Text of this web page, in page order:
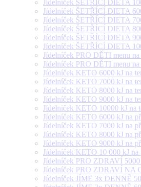
Jídelníček ŠETŘÍCÍ DIETA
Jídelníček ŠETŘÍCÍ DIETA
Jídelníček ŠETŘÍCÍ DIETA
Jídelníček ŠETŘÍCÍ DIETA
Jídelníček ŠETŘÍCÍ DIETA
Jídelníček ŠETŘÍCÍ DIETA
Jídelníček PRO DĚTI menu na
Jídelníček PRO DĚTI menu na
Jídelníček KETO 6000 kJ na
Jídelníček KETO 7000 kJ na
Jídelníček KETO 8000 kJ na
Jídelníček KETO 9000 kJ na
Jídelníček KETO 10000 kJ na
Jídelníček KETO 6000 kJ na
Jídelníček KETO 7000 kJ na
Jídelníček KETO 8000 kJ na
Jídelníček KETO 9000 kJ na
Jídelníček KETO 10 000 kJ na
Jídelníček PRO ZDRAVÍ 5000
Jídelníček PRO ZDRAVÍ NA
Jídelníček JÍME 3x DENNĚ